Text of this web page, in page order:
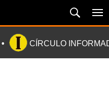
CÍRCULO